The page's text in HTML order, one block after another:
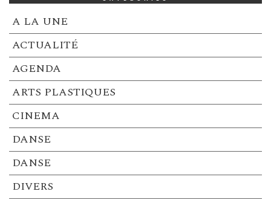
A LA UNE
ACTUALITÉ
AGENDA
ARTS PLASTIQUES
CINEMA
DANSE
DANSE
DIVERS